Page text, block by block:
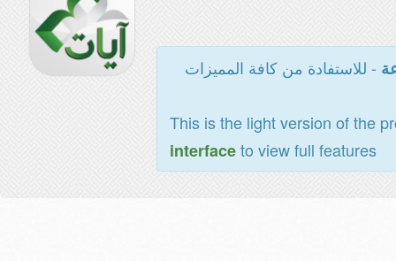
- للاستفادة من كافة المميزات
This is the light version of the
interfaceto view full features